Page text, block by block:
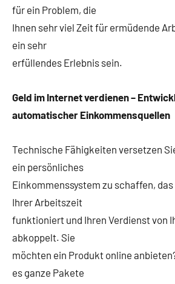
für ein Problem, die
Ihnen sehr viel Zeit für ermüdende
ein sehr
erfüllendes Erlebnis sein.
Geld im Internet verdienen –
automatischer Einkommensquellen
Technische Fähigkeiten versetzen
ein persönliches
Einkommenssystem zu schaffen,
Ihrer Arbeitszeit
funktioniert und Ihren Verdienst von
abkoppelt. Sie
möchten ein Produkt online
es ganze Pakete